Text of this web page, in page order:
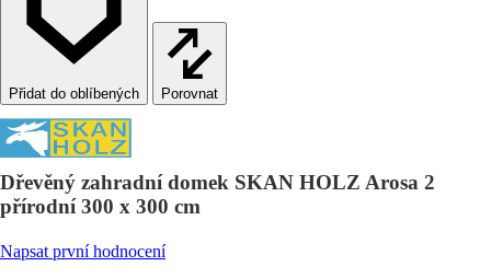
Porovnat
Dřevěný zahradní domek SKAN HOLZ Arosa 2
přírodní 300 x 300 cm
Napsat první hodnocení